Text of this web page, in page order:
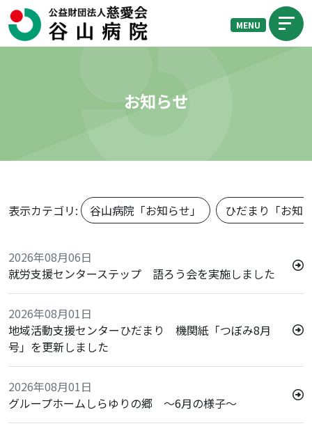
MENU
お知らせ
表示カテゴリ: 谷山病院「お知らせ」 ひだまり「お知
2026年08月06日
就労支援センターステップ 語ろう会を実施しました
2026年08月01日
地域活動支援センターひだまり 機関紙「つぼみ8月
号」を更新しました
2026年08月01日
グループホームしらゆりの郷 ～6月の様子～